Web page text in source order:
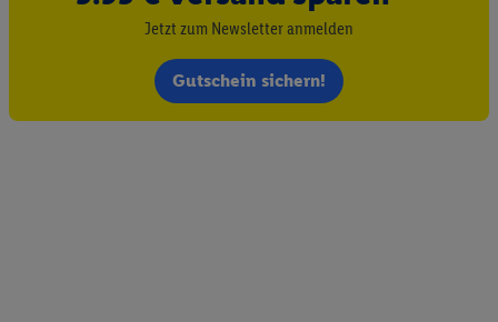
Jetzt zum Newsletter anmelden
Gutschein sichern!